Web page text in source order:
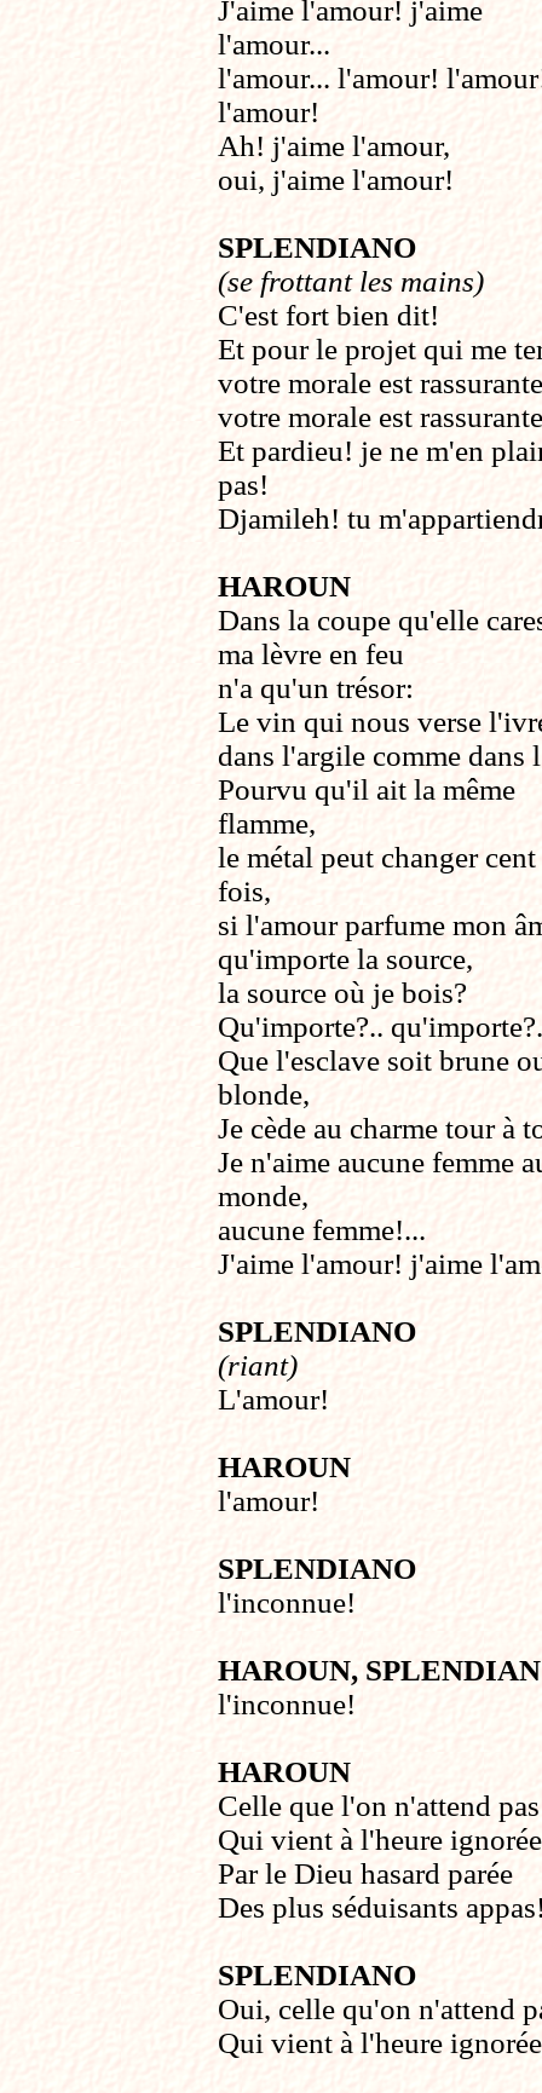
J'aime l'amour! j'aime
l'amour...
l'amour... l'amour!
l'amour!
Ah! j'aime l'amour,
oui, j'aime l'amour!
SPLENDIANO
(se frottant les mains)
C'est fort bien dit!
Et pour le projet qui me
votre morale est
votre morale est
Et pardieu! je ne m'en
pas!
Djamileh! tu
HAROUN
Dans la coupe qu'elle
ma lèvre en feu
n'a qu'un trésor:
Le vin qui nous verse
dans l'argile comme dans
Pourvu qu'il ait la même
flamme,
le métal peut changer cent
fois,
si l'amour parfume mon
qu'importe la source,
la source où je bois?
Qu'importe?..
Que l'esclave soit brune
blonde,
Je cède au charme tour à
Je n'aime aucune femme
monde,
aucune femme!...
J'aime l'amour! j'aime
SPLENDIANO
(riant)
L'amour!
HAROUN
l'amour!
SPLENDIANO
l'inconnue!
HAROUN,
l'inconnue!
HAROUN
Celle que l'on n'attend pas
Qui vient à l'heure
Par le Dieu hasard parée
Des plus séduisants
SPLENDIANO
Oui, celle qu'on n'attend
Qui vient à l'heure